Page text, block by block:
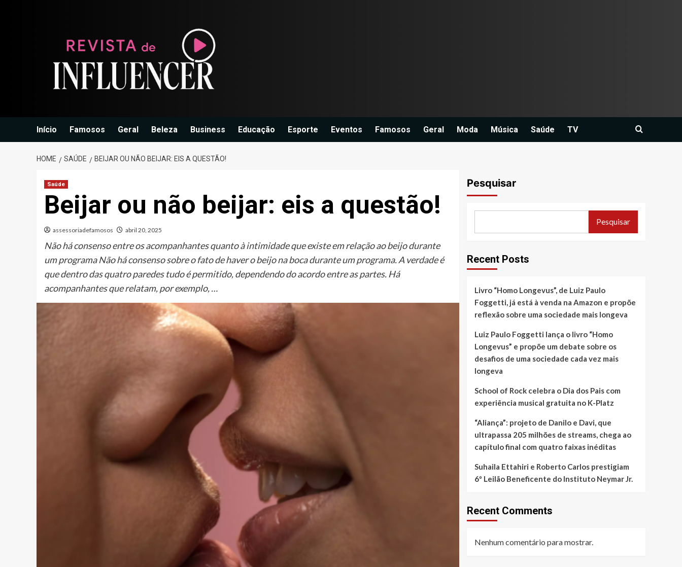
Início Famosos Geral Beleza Business Educação Esporte Eventos Famosos Geral Moda Música Saúde TV
HOME SAÚDE BEIJAR OU NÃO BEIJAR: EIS A QUESTÃO!
Saúde
Beijar ou não beijar: eis a questão!
assessoriadefamosos abril 20, 2025
Não há consenso entre os acompanhantes quanto à intimidade que existe em relação ao beijo durante
um programa Não há consenso sobre o fato de haver o beijo na boca durante um programa. A verdade é
que dentro das quatro paredes tudo é permitido, dependendo do acordo entre as partes. Há
acompanhantes que relatam, por exemplo, …
Pesquisar
Pesquisar
Recent Posts
Livro “Homo Longevus”, de Luiz Paulo
Foggetti, já está à venda na Amazon e propõe
reflexão sobre uma sociedade mais longeva
Luiz Paulo Foggetti lança o livro “Homo
Longevus” e propõe um debate sobre os
desafios de uma sociedade cada vez mais
longeva
School of Rock celebra o Dia dos Pais com
experiência musical gratuita no K-Platz
“Aliança”: projeto de Danilo e Davi, que
ultrapassa 205 milhões de streams, chega ao
capítulo final com quatro faixas inéditas
Suhaila Ettahiri e Roberto Carlos prestigiam
6º Leilão Beneficente do Instituto Neymar Jr.
Recent Comments
Nenhum comentário para mostrar.